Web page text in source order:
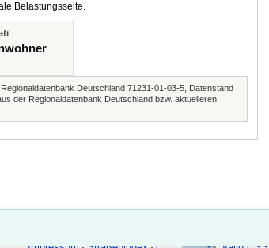
Belastungsseite.
Deutschland 71231-01-03-5, Datenstand
der Regionaldatenbank Deutschland bzw. aktuelleren